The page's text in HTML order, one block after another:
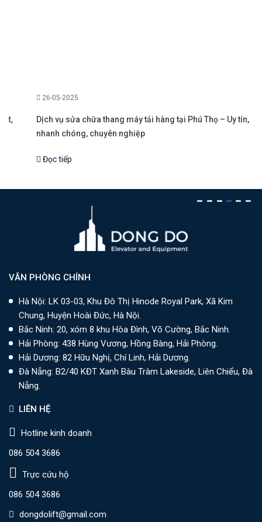
26-05-2025
Dịch vụ sửa chữa thang máy tải hàng tại Phú Thọ – Uy tín,
nhanh chóng, chuyên nghiệp
Đọc tiếp
VĂN PHÒNG CHÍNH
Hà Nội: LK 03-03, Khu Đô Thị Hinode Royal Park, Xã Kim
Chung, Huyện Hoài Đức, Hà Nội.
Bắc Ninh: 20, xóm 8 khu Hòa Đình, Võ Cường, Bắc Ninh.
Hải Phòng: 438 Hùng Vương, Hồng Bàng, Hải Phòng.
Hải Dương: 82 Hữu Nghị, Chí Linh, Hải Dương.
Đà Nẵng: B2/40 KĐT Xanh Bàu Tràm Lakeside, Liên Chiểu, Đà
Nẵng.
LIÊN HỆ
Hotline kinh doanh
086 504 3686
Trực cứu hộ
086 504 3686
dongdolift@gmail.com